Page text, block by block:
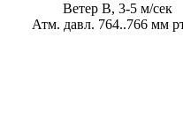
Ветер В, 3-5 м/сек
Атм. давл. 764..766 мм